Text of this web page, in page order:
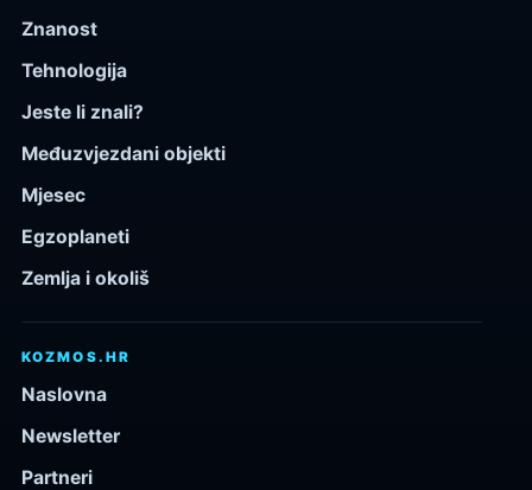
Znanost
Tehnologija
Jeste li znali?
Međuzvjezdani objekti
Mjesec
Egzoplaneti
Zemlja i okoliš
KOZMOS.HR
Naslovna
Newsletter
Partneri